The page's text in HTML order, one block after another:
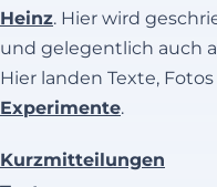
Heinz. Hier wird
und gelegentlich auch
Hier landen Texte,
Experimente.
Kurzmitteilungen